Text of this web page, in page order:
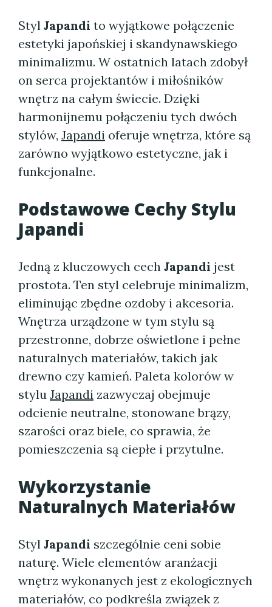
Styl Japandi to wyjątkowe połączenie
estetyki japońskiej i skandynawskiego
minimalizmu. W ostatnich latach zdobył
on serca projektantów i miłośników
wnętrz na całym świecie. Dzięki
harmonijnemu połączeniu tych dwóch
stylów, Japandi oferuje wnętrza, które są
zarówno wyjątkowo estetyczne, jak i
funkcjonalne.
Podstawowe Cechy Stylu
Japandi
Jedną z kluczowych cech Japandi jest
prostota. Ten styl celebruje minimalizm,
eliminując zbędne ozdoby i akcesoria.
Wnętrza urządzone w tym stylu są
przestronne, dobrze oświetlone i pełne
naturalnych materiałów, takich jak
drewno czy kamień. Paleta kolorów w
stylu Japandi zazwyczaj obejmuje
odcienie neutralne, stonowane brązy,
szarości oraz biele, co sprawia, że
pomieszczenia są ciepłe i przytulne.
Wykorzystanie
Naturalnych Materiałów
Styl Japandi szczególnie ceni sobie
naturę. Wiele elementów aranżacji
wnętrz wykonanych jest z ekologicznych
materiałów, co podkreśla związek z